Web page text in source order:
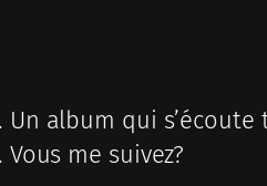
album qui
me suivez?